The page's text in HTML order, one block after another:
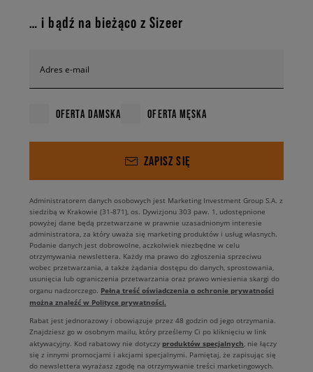
… i bądź na bieżąco z Sizeer
Adres e-mail
OFERTA DAMSKA OFERTA MĘSKA
ZAPISZ SIĘ
Administratorem danych osobowych jest Marketing Investment Group S.A. z
siedzibą w Krakowie (31-871), os. Dywizjonu 303 paw. 1, udostępnione
powyżej dane będą przetwarzane w prawnie uzasadnionym interesie
administratora, za który uważa się marketing produktów i usług własnych.
Podanie danych jest dobrowolne, aczkolwiek niezbędne w celu
otrzymywania newslettera. Każdy ma prawo do zgłoszenia sprzeciwu
wobec przetwarzania, a także żądania dostępu do danych, sprostowania,
usunięcia lub ograniczenia przetwarzania oraz prawo wniesienia skargi do
organu nadzorczego. Pełną treść oświadczenia o ochronie prywatności
można znaleźć w Polityce prywatności.
Rabat jest jednorazowy i obowiązuje przez 48 godzin od jego otrzymania.
Znajdziesz go w osobnym mailu, który prześlemy Ci po kliknięciu w link
aktywacyjny. Kod rabatowy nie dotyczy produktów specjalnych, nie łączy
się z innymi promocjami i akcjami specjalnymi. Pamiętaj, że zapisując się
do newslettera wyrażasz zgodę na otrzymywanie treści marketingowych.